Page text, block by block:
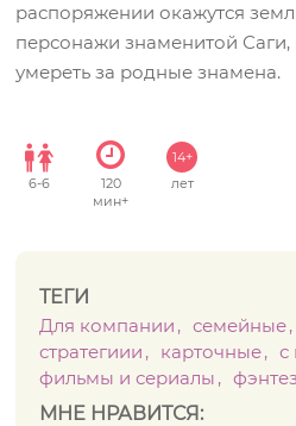
распоряжении окажутся
персонажи знаменитой Саги,
умереть за родные знамена.
6-6
120
мин+
14+
лет
ТЕГИ
Для компании
семейные
стратегиии
карточные
с
фильмы и сериалы
МНЕ НРАВИТСЯ: